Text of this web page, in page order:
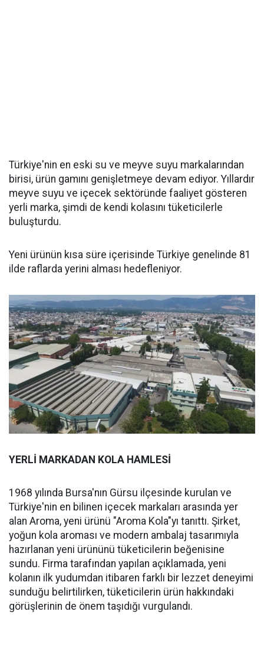
Türkiye'nin en eski su ve meyve suyu markalarından
birisi, ürün gamını genişletmeye devam ediyor. Yıllardır
meyve suyu ve içecek sektöründe faaliyet gösteren
yerli marka, şimdi de kendi kolasını tüketicilerle
buluşturdu.
Yeni ürünün kısa süre içerisinde Türkiye genelinde 81
ilde raflarda yerini alması hedefleniyor.
YERLİ MARKADAN KOLA HAMLESİ
1968 yılında Bursa'nın Gürsu ilçesinde kurulan ve
Türkiye'nin en bilinen içecek markaları arasında yer
alan Aroma, yeni ürünü "Aroma Kola"yı tanıttı. Şirket,
yoğun kola aroması ve modern ambalaj tasarımıyla
hazırlanan yeni ürününü tüketicilerin beğenisine
sundu. Firma tarafından yapılan açıklamada, yeni
kolanın ilk yudumdan itibaren farklı bir lezzet deneyimi
sunduğu belirtilirken, tüketicilerin ürün hakkındaki
görüşlerinin de önem taşıdığı vurgulandı.